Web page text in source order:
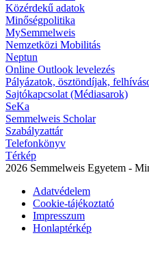
Közérdekű adatok
Minőségpolitika
MySemmelweis
Nemzetközi Mobilitás
Neptun
Online Outlook levelezés
Pályázatok, ösztöndíjak,
Sajtókapcsolat (Médiasarok)
SeKa
Semmelweis Scholar
Szabályzattár
Telefonkönyv
Térkép
2026 Semmelweis Egyetem -
Adatvédelem
Cookie-tájékoztató
Impresszum
Honlaptérkép